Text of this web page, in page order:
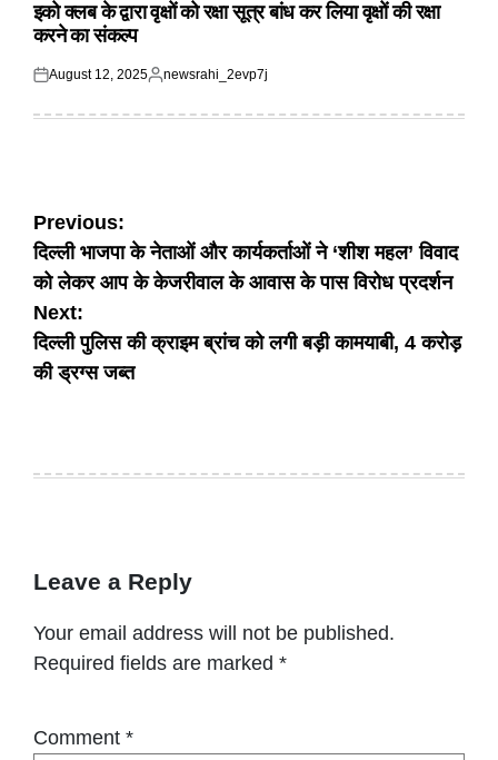
इको क्लब के द्वारा वृक्षों को रक्षा सूत्र बांध कर लिया वृक्षों की रक्षा
करने का संकल्प
Posted
August 12, 2025
Posted
newsrahi_2evp7j
Post
navigation
Previous:
दिल्ली भाजपा के नेताओं और कार्यकर्ताओं ने ‘शीश महल’ विवाद
को लेकर आप के केजरीवाल के आवास के पास विरोध प्रदर्शन
Next:
दिल्ली पुलिस की क्राइम ब्रांच को लगी बड़ी कामयाबी, 4 करोड़
की ड्रग्स जब्त
Leave a Reply
Your email address will not be published.
Required fields are marked *
Comment *